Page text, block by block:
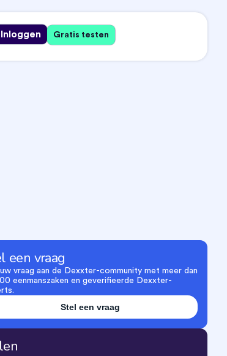
Inloggen Gratis testen
een vraag
vraag aan de Dexxter-community met meer dan
eenmanszaken en geverifieerde Dexxter-
Stel een vraag